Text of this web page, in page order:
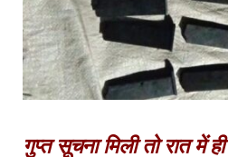
गुप्त सूचना मिली तो रात में